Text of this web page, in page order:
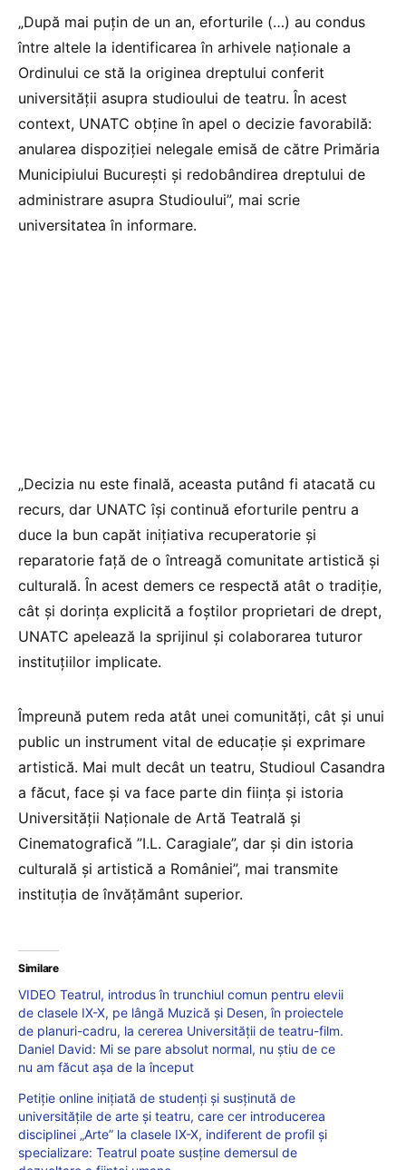
„După mai puţin de un an, eforturile (…) au condus
între altele la identificarea în arhivele naţionale a
Ordinului ce stă la originea dreptului conferit
universităţii asupra studioului de teatru. În acest
context, UNATC obţine în apel o decizie favorabilă:
anularea dispoziţiei nelegale emisă de către Primăria
Municipiului Bucureşti şi redobândirea dreptului de
administrare asupra Studioului”, mai scrie
universitatea în informare.
„Decizia nu este finală, aceasta putând fi atacată cu
recurs, dar UNATC își continuă eforturile pentru a
duce la bun capăt inițiativa recuperatorie și
reparatorie față de o întreagă comunitate artistică și
culturală. În acest demers ce respectă atât o tradiție,
cât și dorința explicită a foștilor proprietari de drept,
UNATC apelează la sprijinul și colaborarea tuturor
instituțiilor implicate.
Împreună putem reda atât unei comunități, cât și unui
public un instrument vital de educație și exprimare
artistică. Mai mult decât un teatru, Studioul Casandra
a făcut, face și va face parte din ființa și istoria
Universității Naționale de Artă Teatrală și
Cinematografică ”I.L. Caragiale”, dar și din istoria
culturală și artistică a României”, mai transmite
instituția de învățământ superior.
Similare
VIDEO Teatrul, introdus în trunchiul comun pentru elevii
de clasele IX-X, pe lângă Muzică și Desen, în proiectele
de planuri-cadru, la cererea Universității de teatru-film.
Daniel David: Mi se pare absolut normal, nu știu de ce
nu am făcut așa de la început
Petiție online inițiată de studenți și susținută de
universitățile de arte și teatru, care cer introducerea
disciplinei „Arte” la clasele IX-X, indiferent de profil și
specializare: Teatrul poate susţine demersul de